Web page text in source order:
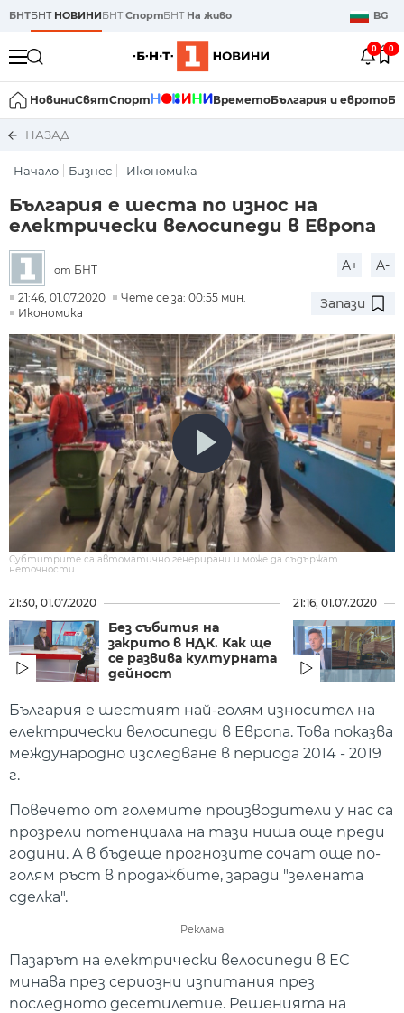
БНТБНТ НОВИНИБНТСпортБНТ На живо BG
0 0
НовиниСвятСпорт ВреметоБългария и еврото
НАЗАД
Начало Бизнес Икономика
България е шеста по износ на
електрически велосипеди в Европа
от БНТ A+ A-
21:46, 01.07.2020
Чете се за: 00:55 мин.
Икономика
Запази
Субтитрите са автоматично генерирани и може да съдържат
неточности.
21:30, 01.07.2020
Без събития на
закрито в НДК. Как ще
се развива културната
дейност
21:16, 01.07.2020
България е шестият най-голям износител на
електрически велосипеди в Европа. Това показва
международно изследване в периода 2014 - 2019
г.
Повечето от големите производители у нас са
прозрели потенциала на тази ниша още преди
години. А в бъдеще прогнозите сочат още по-
голям ръст в продажбите, заради "зелената
сделка".
Реклама
Пазарът на електрически велосипеди в ЕС
минава през сериозни изпитания през
последното десетилетие. Решенията на